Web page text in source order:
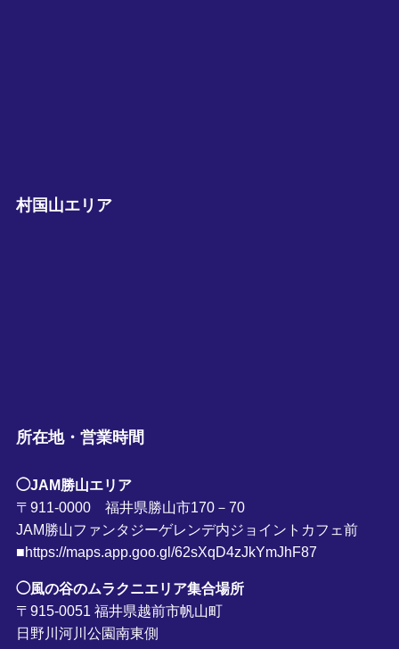
村国山エリア
所在地・営業時間
◯JAM勝山エリア
〒911-0000 福井県勝山市170－70
JAM勝山ファンタジーゲレンデ内ジョイントカフェ前
■https://maps.app.goo.gl/62sXqD4zJkYmJhF87
◯風の谷のムラクニエリア集合場所
〒915-0051 福井県越前市帆山町
日野川河川公園南東側